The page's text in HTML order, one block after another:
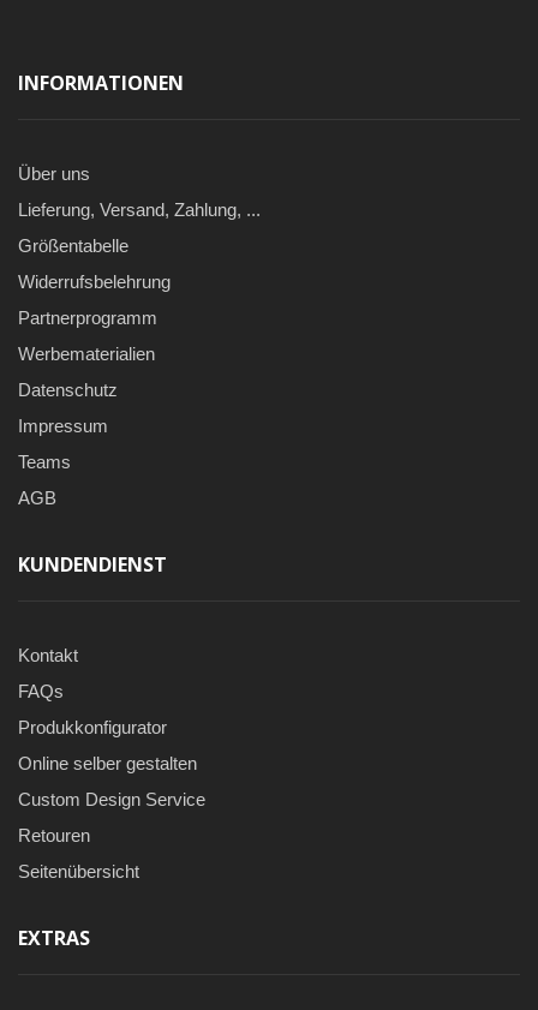
INFORMATIONEN
Über uns
Lieferung, Versand, Zahlung, ...
Größentabelle
Widerrufsbelehrung
Partnerprogramm
Werbematerialien
Datenschutz
Impressum
Teams
AGB
KUNDENDIENST
Kontakt
FAQs
Produkkonfigurator
Online selber gestalten
Custom Design Service
Retouren
Seitenübersicht
EXTRAS